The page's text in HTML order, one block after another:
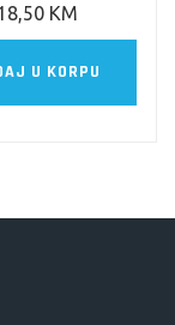
KM
U KORPU